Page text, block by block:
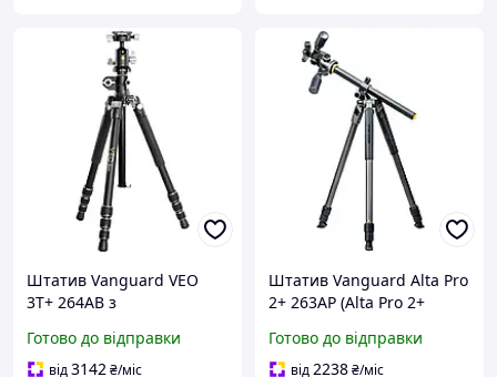
Штатив Vanguard VEO
3T+ 264AB з
центральною колонною,
кульова голівка, висота
Готово до відправки
від3142₴/міс
Штатив Vanguard Alta Pro
2+ 263AP (Alta Pro 2+
Готово до відправки
від2238₴/міс